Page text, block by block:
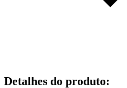
Detalhes do produto: